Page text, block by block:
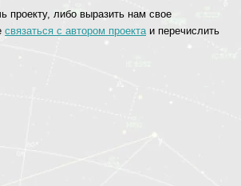
проекту, либо выразить нам свое
связаться с автором проектаи перечислить